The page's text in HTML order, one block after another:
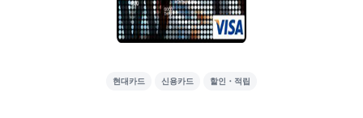
현대카드 신용카드 할인・적립